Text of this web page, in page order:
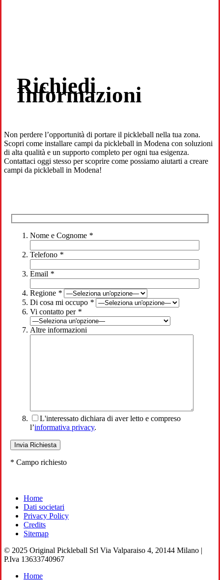
Richiedi
Informazioni
Non perdere l’opportunità di portare il pickleball nella tua zona.
Scopri come installare campi da pickleball in Modena con soluzioni
di alta qualità e un supporto completo per ogni tua esigenza.
Contattaci oggi stesso per scoprire come possiamo aiutarti a creare
campi da pickleball in Modena!
Nome e Cognome *
Telefono *
Email *
Regione *
Di cosa mi occupo *
Vi contatto per *
Altre informazioni
L'interessato dichiara di aver letto e compreso
l’informativa privacy.
* Campo richiesto
Home
Dati societari
Privacy Policy
Credits
Sitemap
© 2025 Original Pickleball Srl Via Valparaiso 4, 20144 Milano |
P.Iva 13633740967
Close
Home